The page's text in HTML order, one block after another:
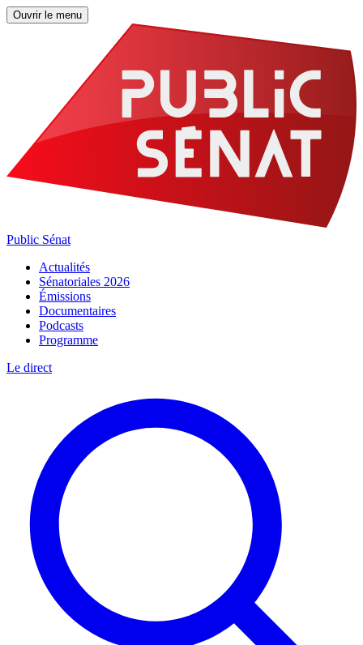
Ouvrir le menu
Public Sénat
Actualités
Sénatoriales 2026
Émissions
Documentaires
Podcasts
Programme
Le direct